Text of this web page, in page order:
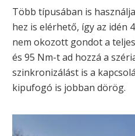
Több típusában is
hez is elérhető, így az
nem okozott gondot a
és 95 Nm-t ad hozzá a
szinkronizálást is a
kipufogó is jobban dörög.